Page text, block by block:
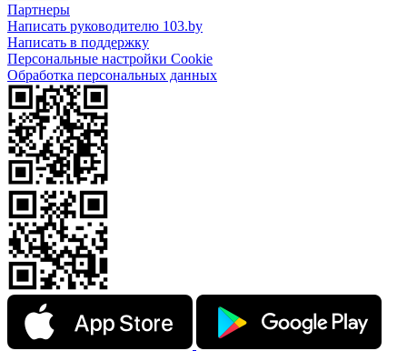
Партнеры
Написать руководителю 103.by
Написать в поддержку
Персональные настройки Cookie
Обработка персональных данных